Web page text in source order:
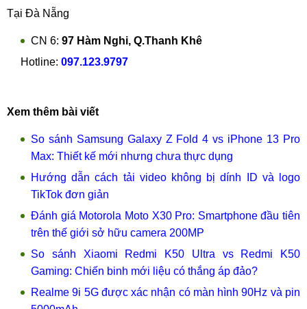
Tại Đà Nẵng
CN 6: 97 Hàm Nghi, Q.Thanh Khê
Hotline: 097.123.9797
Xem thêm bài viết
So sánh Samsung Galaxy Z Fold 4 vs iPhone 13 Pro
Max: Thiết kế mới nhưng chưa thực dụng
Hướng dẫn cách tải video không bị dính ID và logo
TikTok đơn giản
Đánh giá Motorola Moto X30 Pro: Smartphone đầu tiên
trên thế giới sở hữu camera 200MP
So sánh Xiaomi Redmi K50 Ultra vs Redmi K50
Gaming: Chiến binh mới liệu có thắng áp đảo?
Realme 9i 5G được xác nhận có màn hình 90Hz và pin